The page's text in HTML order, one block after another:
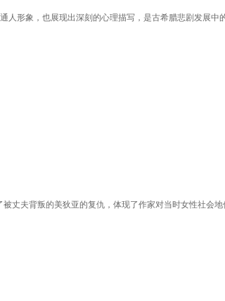
形象，也展现出深刻的心理描写，是古希腊悲剧发展中
夫背叛的美狄亚的复仇，体现了作家对当时女性社会